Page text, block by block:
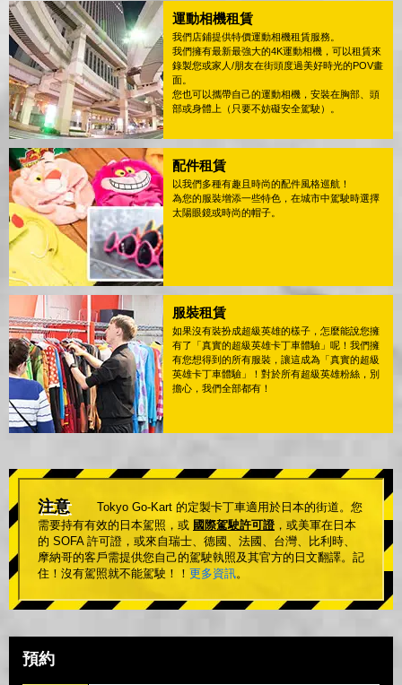
運動相機租賃
我們店鋪提供特價運動相機租賃服務。
我們擁有最新最強大的4K運動相機，可以租賃來
錄製您或家人/朋友在街頭度過美好時光的POV畫
面。
您也可以攜帶自己的運動相機，安裝在胸部、頭
部或身體上（只要不妨礙安全駕駛）。
配件租賃
以我們多種有趣且時尚的配件風格巡航！
為您的服裝增添一些特色，在城市中駕駛時選擇
太陽眼鏡或時尚的帽子。
服裝租賃
如果沒有裝扮成超級英雄的樣子，怎麼能說您擁
有了「真實的超級英雄卡丁車體驗」呢！我們擁
有您想得到的所有服裝，讓這成為「真實的超級
英雄卡丁車體驗」！對於所有超級英雄粉絲，別
擔心，我們全部都有！
注意
Tokyo Go-Kart 的定製卡丁車適用於日本的街道。您
需要持有有效的日本駕照，或 國際駕駛許可證 ，或美軍在日本
的 SOFA 許可證，或來自瑞士、德國、法國、台灣、比利時、
摩納哥的客戶需提供您自己的駕駛執照及其官方的日文翻譯。記
住！沒有駕照就不能駕駛！！ 更多資訊。
預約